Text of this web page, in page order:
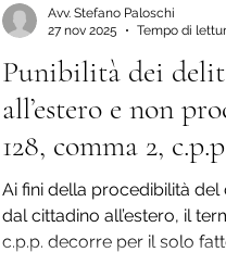
Punibilità dei
all’estero e non
128, comma 2,
Ai fini della procedibilità
dal cittadino all’estero, il
c.p.p. decorre per il solo
Avv. Stefano Paloschi
27 nov 2025
Tempo di